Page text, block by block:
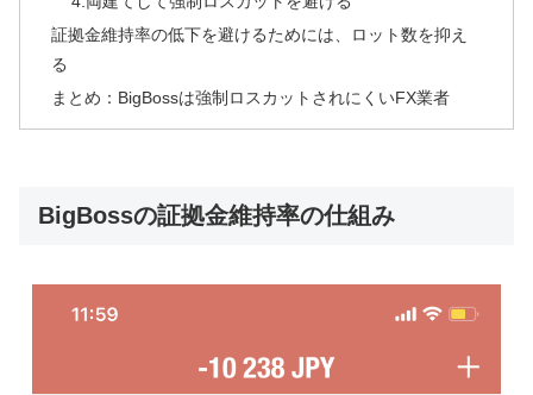
証拠金維持率の低下を避けるためには、ロット数を抑え
る
まとめ：BigBossは強制ロスカットされにくいFX業者
BigBossの証拠金維持率の仕組み